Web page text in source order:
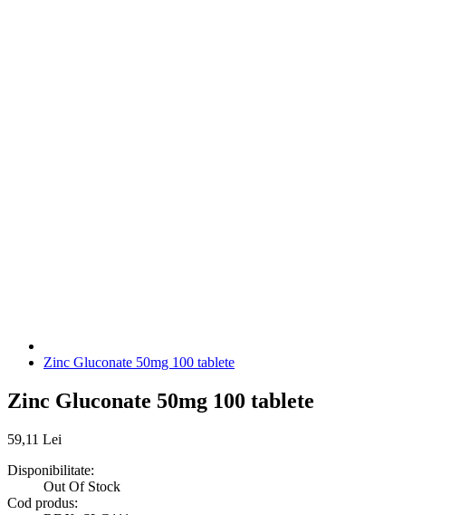
Zinc Gluconate 50mg 100 tablete
Zinc Gluconate 50mg 100 tablete
59,11 Lei
Disponibilitate:
Out Of Stock
Cod produs: